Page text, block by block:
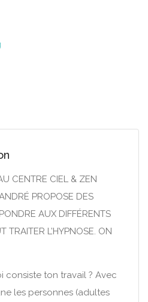
CENTRE CIEL & ZEN
PROPOSE DES
AUX DIFFÉRENTS
TRAITER L’HYPNOSE. ON
consiste ton travail ? Avec
les personnes (adultes